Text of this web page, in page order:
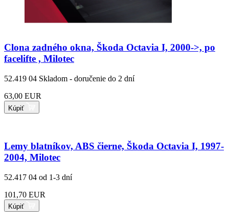
Clona zadného okna, Škoda Octavia I, 2000->, po
facelifte , Milotec
52.419 04 Skladom - doručenie do 2 dní
63,00 EUR
Kúpiť
Lemy blatníkov, ABS čierne, Škoda Octavia I, 1997-
2004, Milotec
52.417 04 od 1-3 dní
101,70 EUR
Kúpiť